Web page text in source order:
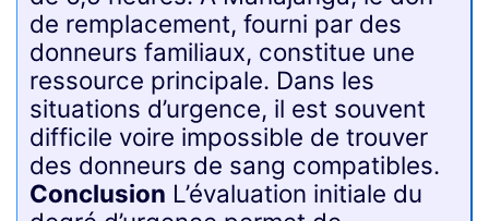
de remplacement, fourni par des
donneurs familiaux, constitue une
ressource principale. Dans les
situations d’urgence, il est souvent
difficile voire impossible de trouver
des donneurs de sang compatibles.
Conclusion L’évaluation initiale du